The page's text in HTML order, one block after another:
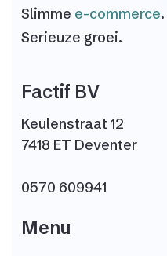
Slimme e-commerce.
Serieuze groei.
Factif BV
Keulenstraat 12
7418 ET Deventer
0570 609941
Menu